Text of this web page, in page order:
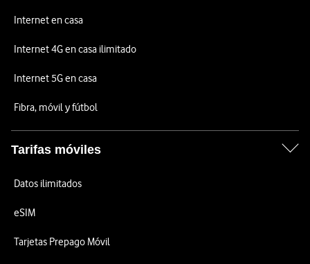
Internet en casa
Internet 4G en casa ilimitado
Internet 5G en casa
Fibra, móvil y fútbol
Tarifas móviles
Datos ilimitados
eSIM
Tarjetas Prepago Móvil